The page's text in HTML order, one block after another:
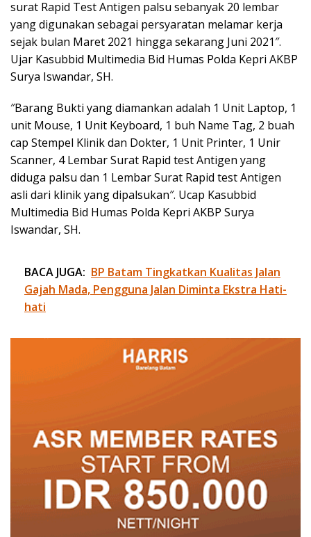
surat Rapid Test Antigen palsu sebanyak 20 lembar
yang digunakan sebagai persyaratan melamar kerja
sejak bulan Maret 2021 hingga sekarang Juni 2021″.
Ujar Kasubbid Multimedia Bid Humas Polda Kepri AKBP
Surya Iswandar, SH.
″Barang Bukti yang diamankan adalah 1 Unit Laptop, 1
unit Mouse, 1 Unit Keyboard, 1 buh Name Tag, 2 buah
cap Stempel Klinik dan Dokter, 1 Unit Printer, 1 Unir
Scanner, 4 Lembar Surat Rapid test Antigen yang
diduga palsu dan 1 Lembar Surat Rapid test Antigen
asli dari klinik yang dipalsukan″. Ucap Kasubbid
Multimedia Bid Humas Polda Kepri AKBP Surya
Iswandar, SH.
BACA JUGA: BP Batam Tingkatkan Kualitas Jalan
Gajah Mada, Pengguna Jalan Diminta Ekstra Hati-
hati